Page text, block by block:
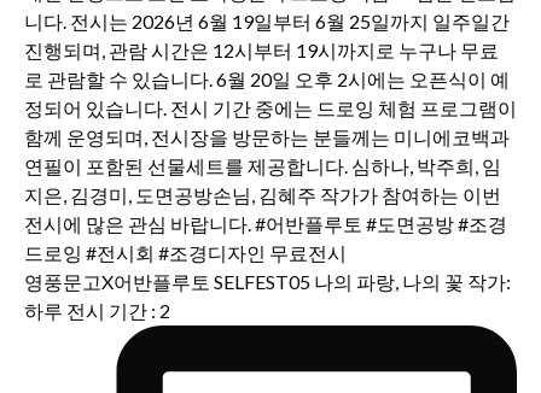
영풍문고X어반플루토 SELFEST05 나의 파랑, 나의 꽃 작가:
하루 전시 기간 : 2